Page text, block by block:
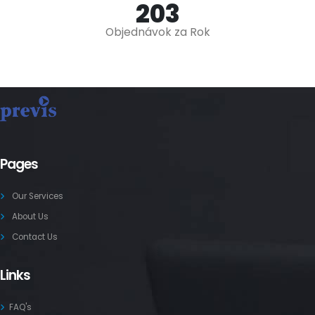
245
Objednávok za Rok
Pages
Our Services
About Us
Contact Us
Links
FAQ's